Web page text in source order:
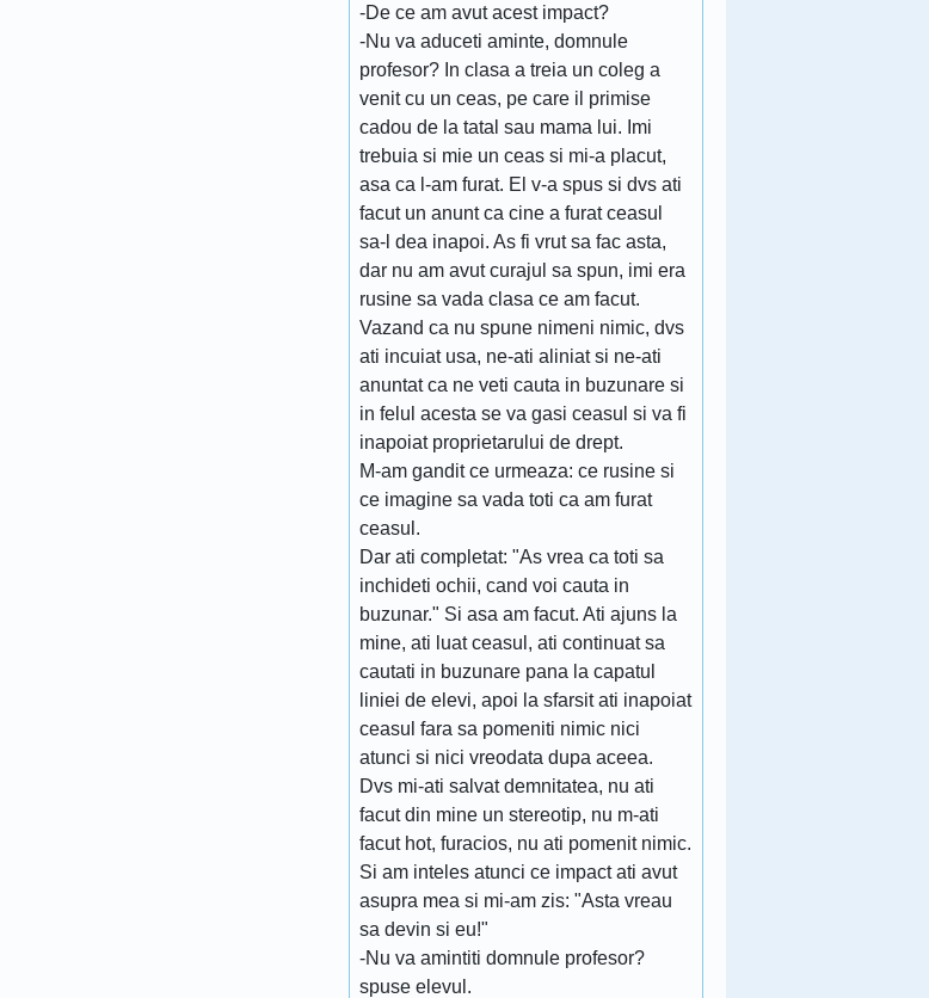
-De ce am avut acest impact?
-Nu va aduceti aminte, domnule
profesor? In clasa a treia un coleg a
venit cu un ceas, pe care il primise
cadou de la tatal sau mama lui. Imi
trebuia si mie un ceas si mi-a placut,
asa ca l-am furat. El v-a spus si dvs ati
facut un anunt ca cine a furat ceasul
sa-l dea inapoi. As fi vrut sa fac asta,
dar nu am avut curajul sa spun, imi era
rusine sa vada clasa ce am facut.
Vazand ca nu spune nimeni nimic, dvs
ati incuiat usa, ne-ati aliniat si ne-ati
anuntat ca ne veti cauta in buzunare si
in felul acesta se va gasi ceasul si va fi
inapoiat proprietarului de drept.
M-am gandit ce urmeaza: ce rusine si
ce imagine sa vada toti ca am furat
ceasul.
Dar ati completat: "As vrea ca toti sa
inchideti ochii, cand voi cauta in
buzunar." Si asa am facut. Ati ajuns la
mine, ati luat ceasul, ati continuat sa
cautati in buzunare pana la capatul
liniei de elevi, apoi la sfarsit ati inapoiat
ceasul fara sa pomeniti nimic nici
atunci si nici vreodata dupa aceea.
Dvs mi-ati salvat demnitatea, nu ati
facut din mine un stereotip, nu m-ati
facut hot, furacios, nu ati pomenit nimic.
Si am inteles atunci ce impact ati avut
asupra mea si mi-am zis: "Asta vreau
sa devin si eu!"
-Nu va amintiti domnule profesor?
spuse elevul.